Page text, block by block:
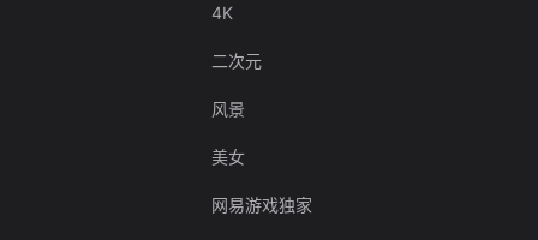
4K
二次元
风景
美女
网易游戏独家